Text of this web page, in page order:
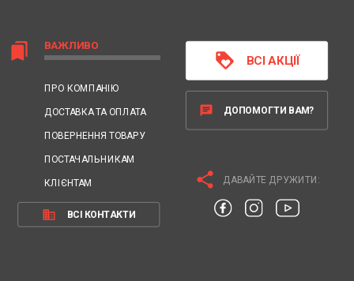
bookmarks ВАЖЛИВО
ПРО КОМПАНІЮ
ДОСТАВКА ТА ОПЛАТА
ПОВЕРНЕННЯ ТОВАРУ
ПОСТАЧАЛЬНИКАМ
КЛІЄНТАМ
business ВСІ КОНТАКТИ
loyalty ВСІ АКЦІЇ
chat ДОПОМОГТИ ВАМ?
share ДАВАЙТЕ ДРУЖИТИ: